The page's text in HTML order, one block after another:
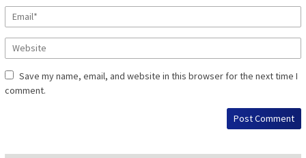
Save my name, email, and website in this browser for the next time I
comment.